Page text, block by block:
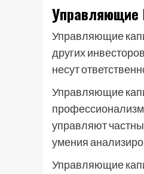
Управляющие
Управляющие
других
несут
Управляющие
управляют
умения
Управляющие